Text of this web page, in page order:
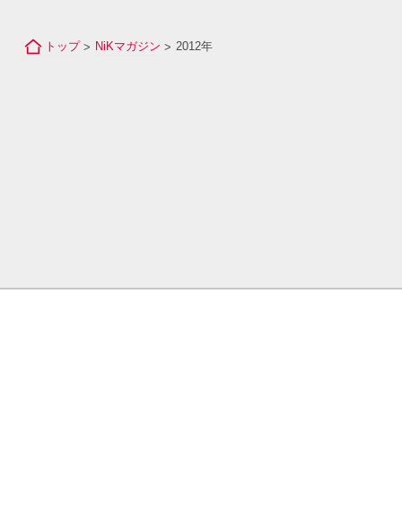
トップ > NiKマガジン > 2012年